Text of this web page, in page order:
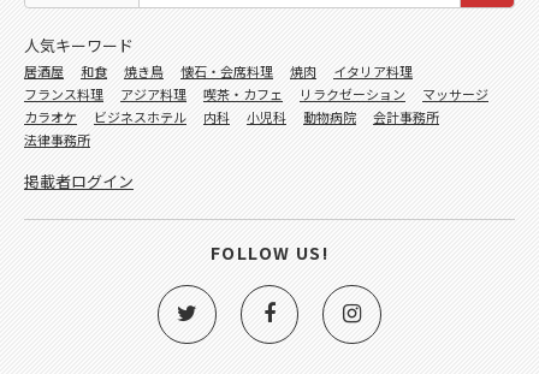
人気キーワード
居酒屋 和食 焼き鳥 懐石・会席料理 焼肉
イタリア料理
フランス料理
アジア料理 喫茶・カフェ リラクゼーション
マッサージ
カラオケ
ビジネスホテル 内科 小児科 動物病院
会計事務所
法律事務所
掲載者ログイン
FOLLOW US!